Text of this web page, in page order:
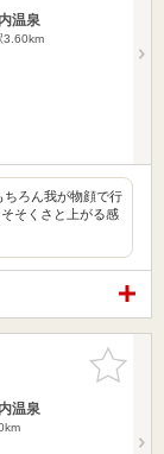
温泉
3.60km
ちろん我が物顔で行
そくさと上がる感
お気に入
りに追加
温泉